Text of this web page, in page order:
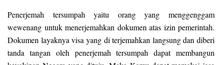
Penerjemah tersumpah yaitu orang yang menggenggam
wewenang untuk menerjemahkan dokumen atas izin pemerintah.
Dokumen layaknya visa yang di terjemahkan langsung dan diberi
tanda tangan oleh penerjemah tersumpah dapat membangun